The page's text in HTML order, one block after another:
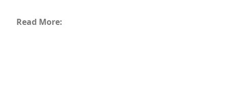
Read More: